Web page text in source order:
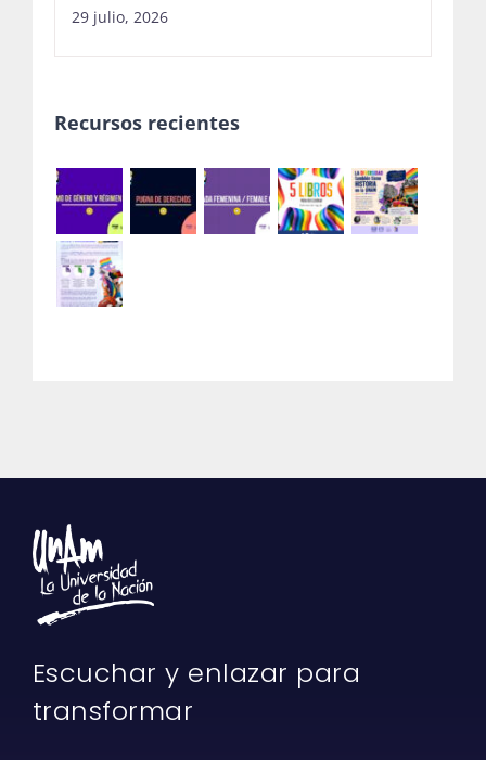
29 julio, 2026
Recursos recientes
Escuchar y enlazar para
transformar